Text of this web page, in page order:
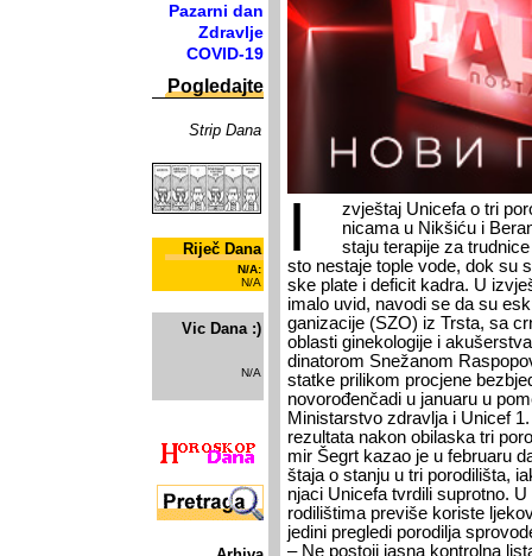
Pazarni dan
Zdravlje
COVID-19
Pogledajte
Strip Dana
Riječ Dana
N/A:
N/A
Vic Dana :)
N/A
I
z­vje­štaj Uni­ce­fa o tri
ni­ca­ma u Nik­ši­ću i
sta­ju te­ra­pi­je za
sto ne­sta­je to­ple vo­de, dok su
ske pla­te i de­fi­cit ka­dra. U
ima­lo uvid, na­vo­di se da su
ga­ni­za­ci­je (SZO) iz Tr­sta, sa
obla­sti gi­ne­ko­lo­gi­je i
di­na­to­rom Sne­ža­nom
stat­ke pri­li­kom pro­cje­ne
no­vo­rođen­ča­di u ja­nu­a­ru u
Ministarstvo zdra­vlja i Uni­cef
re­zul­ta­ta na­kon obi­la­ska tri
mir Še­grt ka­zao je u fe­bru­a­ru
šta­ja o sta­nju u tri po­ro­di­li­šta,
nja­ci Uni­ce­fa tvr­di­li su­prot­no.
ro­di­li­šti­ma pre­vi­še ko­ri­ste
je­di­ni pre­gle­di po­ro­di­lja
– Ne po­sto­ji ja­sna kon­trol­na